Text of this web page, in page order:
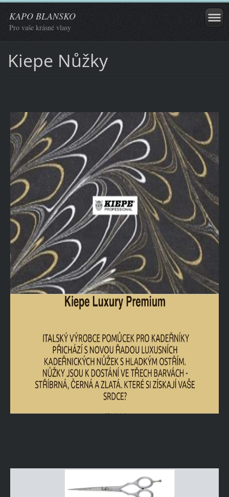
KAPO BLANSKO
Pro vaše krásné vlasy
Kiepe Nůžky